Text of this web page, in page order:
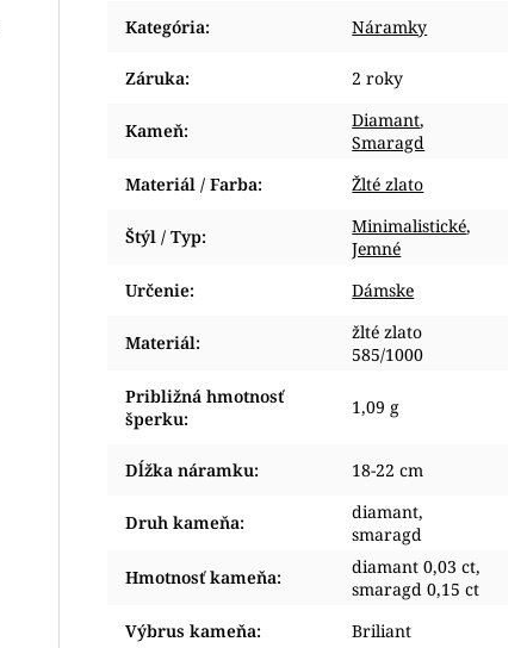
Kategória: Náramky
Záruka: 2 roky
Kameň: Diamant,
Smaragd
Materiál / Farba: Žlté zlato
Štýl / Typ: Minimalistické,
Jemné
Určenie: Dámske
Materiál:
žlté zlato
585/1000
Približná hmotnosť
šperku:
1,09 g
Dĺžka náramku: 18-22 cm
Druh kameňa:
diamant,
smaragd
Hmotnosť kameňa:
diamant 0,03 ct,
smaragd 0,15 ct
Výbrus kameňa: Briliant